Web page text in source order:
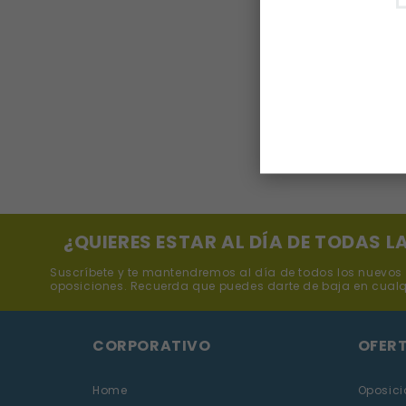
¿QUIERES ESTAR AL DÍA DE TODAS
Suscríbete y te mantendremos al día de todos los
oposiciones. Recuerda que puedes darte de baja en
CORPORATIVO
Home